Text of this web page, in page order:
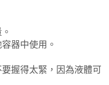
器中使用。
握得太緊，因為液體可